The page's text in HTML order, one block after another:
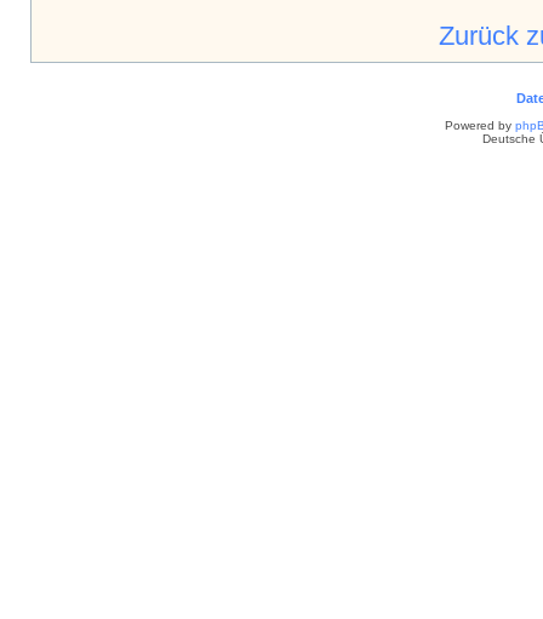
Zurück
Powered by
Deutsche